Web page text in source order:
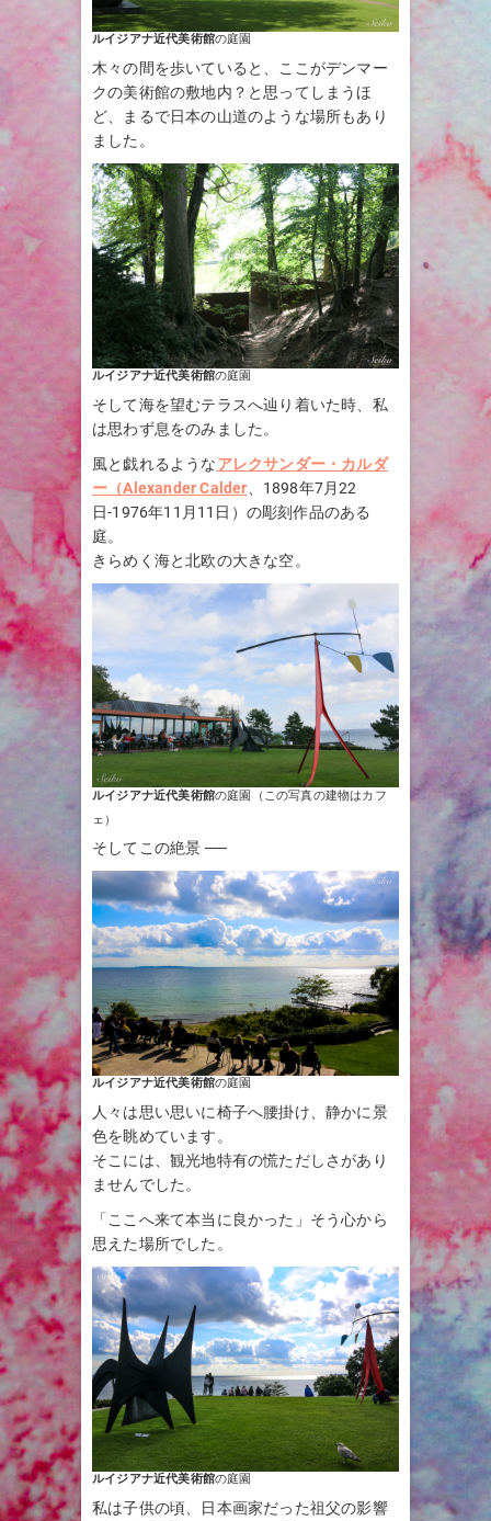
ルイジアナ近代美術館の庭園
木々の間を歩いていると、ここがデンマー
クの美術館の敷地内？と思ってしまうほ
ど、まるで日本の山道のような場所もあり
ました。
ルイジアナ近代美術館の庭園
そして海を望むテラスへ辿り着いた時、私
は思わず息をのみました。
風と戯れるようなアレクサンダー・カルダ
ー（Alexander Calder 、1898年7月22
日-1976年11月11日）の彫刻作品のある
庭。
きらめく海と北欧の大きな空。
ルイジアナ近代美術館の庭園（この写真の建物はカフ
ェ）
そしてこの絶景 ──
ルイジアナ近代美術館の庭園
人々は思い思いに椅子へ腰掛け、静かに景
色を眺めています。
そこには、観光地特有の慌ただしさがあり
ませんでした。
「ここへ来て本当に良かった」そう心から
思えた場所でした。
ルイジアナ近代美術館の庭園
私は子供の頃、日本画家だった祖父の影響